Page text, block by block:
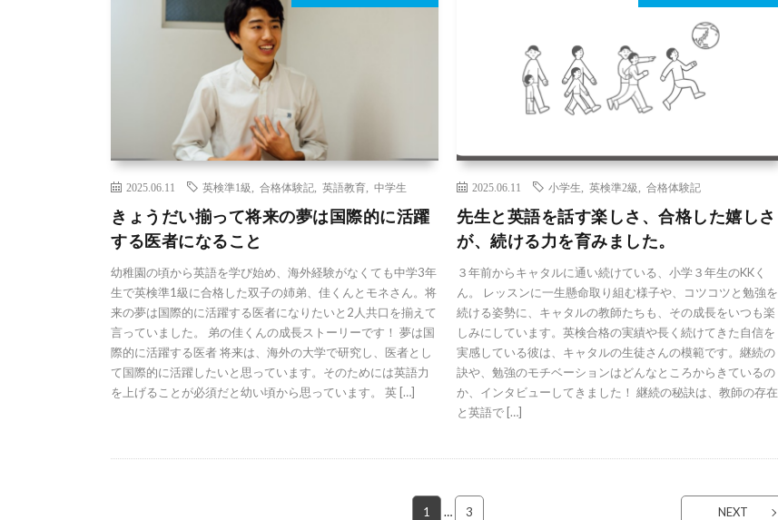
2025.06.11 英検準1級 合格体験記 英語教育 中学生
きょうだい揃って将来の夢は国際的に活躍
する医者になること
幼稚園の頃から英語を学び始め、海外経験がなくても中学3年
生で英検準1級に合格した双子の姉弟、佳くんとモネさん。将
来の夢は国際的に活躍する医者になりたいと2人共口を揃えて
言っていました。 弟の佳くんの成長ストーリーです！ 夢は国
際的に活躍する医者 将来は、海外の大学で研究し、医者とし
て国際的に活躍したいと思っています。そのためには英語力
を上げることが必須だと幼い頃から思っています。 英 […]
2025.06.11 小学生 ,英検準2級 ,合格体験記
先生と英語を話す楽しさ、合格した嬉しさ
が、続ける力を育みました。
３年前からキャタルに通い続けている、小学３年生のKKく
ん。 レッスンに一生懸命取り組む様子や、コツコツと勉強を
続ける姿勢に、キャタルの教師たちも、その成長をいつも楽
しみにしています。英検合格の実績や長く続けてきた自信を
実感している彼は、キャタルの生徒さんの模範です。継続の
訣や、勉強のモチベーションはどんなところからきているの
か、インタビューしてきました！ 継続の秘訣は、教師の存在
と英語で […]
1 … 3 NEXT